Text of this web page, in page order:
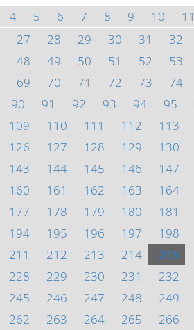
4 5 6 7 8 9 10 11
27 28 29 30 31 32
48 49 50 51 52 53
69 70 71 72 73 74
90 91 92 93 94 95
109 110 111 112 113
126 127 128 129 130
143 144 145 146 147
160 161 162 163 164
177 178 179 180 181
194 195 196 197 198
211 212 213 214 215
228 229 230 231 232
245 246 247 248 249
262 263 264 265 266